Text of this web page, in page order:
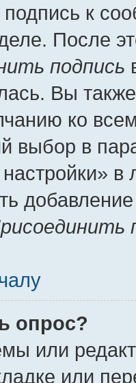
к
После
подпись
Вы
ко
выбор в
опрос?
или
или